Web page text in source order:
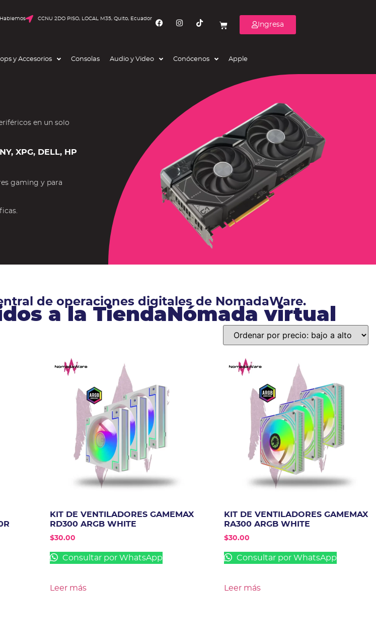
Hablemos CCNU 2DO PISO, LOCAL M35, Quito, Ecuador
Ingresa
y Accesorios Consolas Audio y Video Conócenos Apple
en un solo
XPG, DELL, HP
gaming y para
de operaciones digitales de NomadaWare.
a la TiendaNómada virtual
KIT DE VENTILADORES GAMEMAX
RD300 ARGB WHITE
$30.00
Consultar por WhatsApp
Leer más
KIT DE VENTILADORES GAMEMAX
RA300 ARGB WHITE
$30.00
Consultar por WhatsApp
Leer más